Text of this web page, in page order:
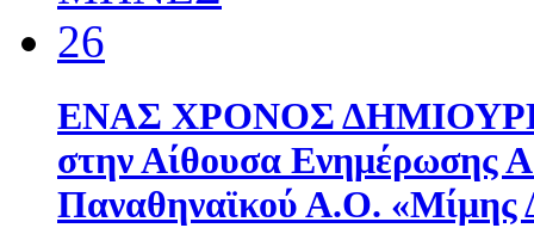
ΕΝΑΣ ΧΡΟΝΟΣ
στην Αίθουσα Ενημέρωσης
Παναθηναϊκού Α.Ο. «Μίμης